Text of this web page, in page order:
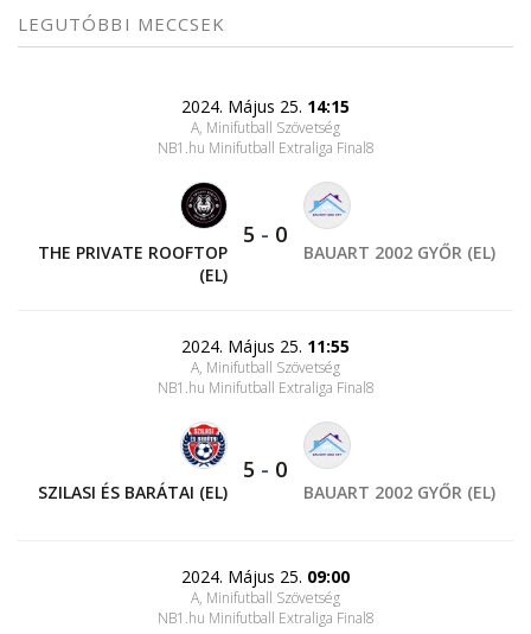
LEGUTÓBBI MECCSEK
2024. Május 25. 14:15
A, Minifutball Szövetség
NB1.hu Minifutball Extraliga Final8
THE PRIVATE ROOFTOP
(EL)
5 - 0
BAUART 2002 GYŐR (EL)
2024. Május 25. 11:55
A, Minifutball Szövetség
NB1.hu Minifutball Extraliga Final8
SZILASI ÉS BARÁTAI (EL)
5 - 0
BAUART 2002 GYŐR (EL)
2024. Május 25. 09:00
A, Minifutball Szövetség
NB1.hu Minifutball Extraliga Final8